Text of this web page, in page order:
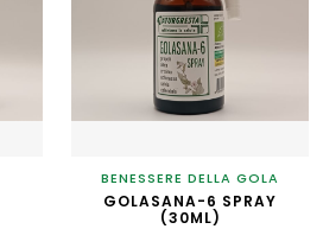
BENESSERE DELLA GOLA
GOLASANA-6 SPRAY
(30ML)